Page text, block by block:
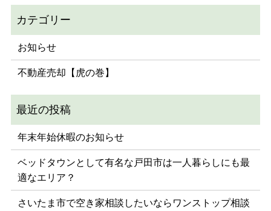
お知らせ
不動産売却【虎の巻】
年末年始休暇のお知らせ
ベッドタウンとして有名な戸田市は一人暮らしにも最
適なエリア？
さいたま市で空き家相談したいならワンストップ相談